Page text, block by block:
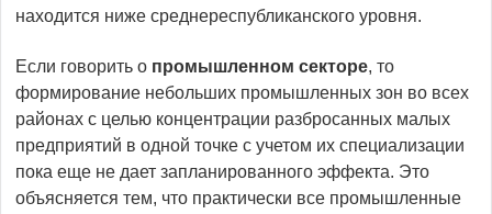
находится ниже среднереспубликанского уровня.
Если говорить о промышленном секторе, то
формирование небольших промышленных зон во всех
районах с целью концентрации разбросанных малых
предприятий в одной точке с учетом их специализации
пока еще не дает запланированного эффекта. Это
объясняется тем, что практически все промышленные